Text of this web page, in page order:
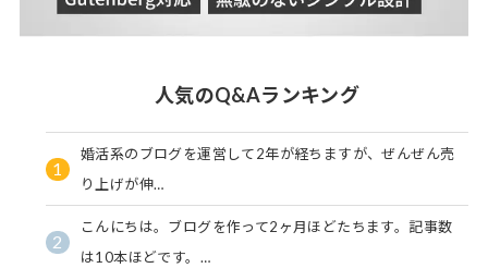
人気のQ&Aランキング
1
婚活系のブログを運営して2年が経ちますが、ぜんぜん売
り上げが伸…
2
こんにちは。ブログを作って2ヶ月ほどたちます。記事数
は10本ほどです。…